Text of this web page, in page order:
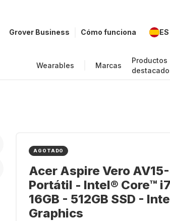
Grover Business Cómo funciona ES
Wearables Marcas
Productos
AGOTADO
Acer Aspire Vero
Portátil - Intel® Core™
16GB - 512GB SSD -
Graphics